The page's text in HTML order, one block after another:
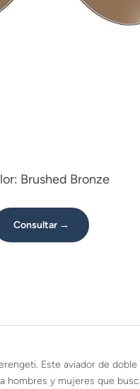
Brushed Bronze
Consultar →
Este aviador de
hombres y mujeres que